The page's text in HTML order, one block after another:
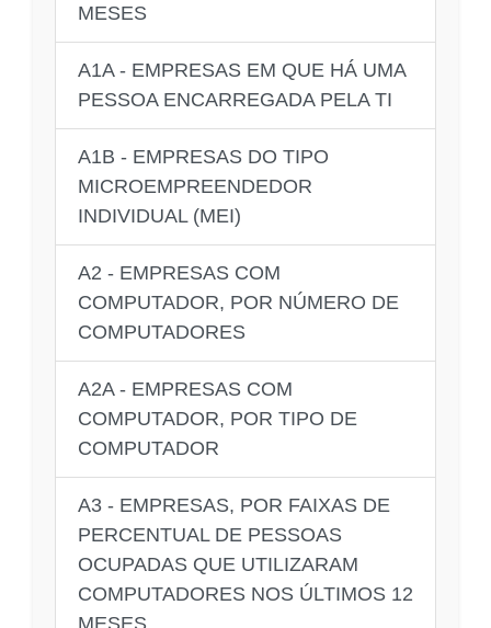
MESES
A1A - EMPRESAS EM QUE HÁ UMA
PESSOA ENCARREGADA PELA TI
A1B - EMPRESAS DO TIPO
MICROEMPREENDEDOR
INDIVIDUAL (MEI)
A2 - EMPRESAS COM
COMPUTADOR, POR NÚMERO DE
COMPUTADORES
A2A - EMPRESAS COM
COMPUTADOR, POR TIPO DE
COMPUTADOR
A3 - EMPRESAS, POR FAIXAS DE
PERCENTUAL DE PESSOAS
OCUPADAS QUE UTILIZARAM
COMPUTADORES NOS ÚLTIMOS 12
MESES